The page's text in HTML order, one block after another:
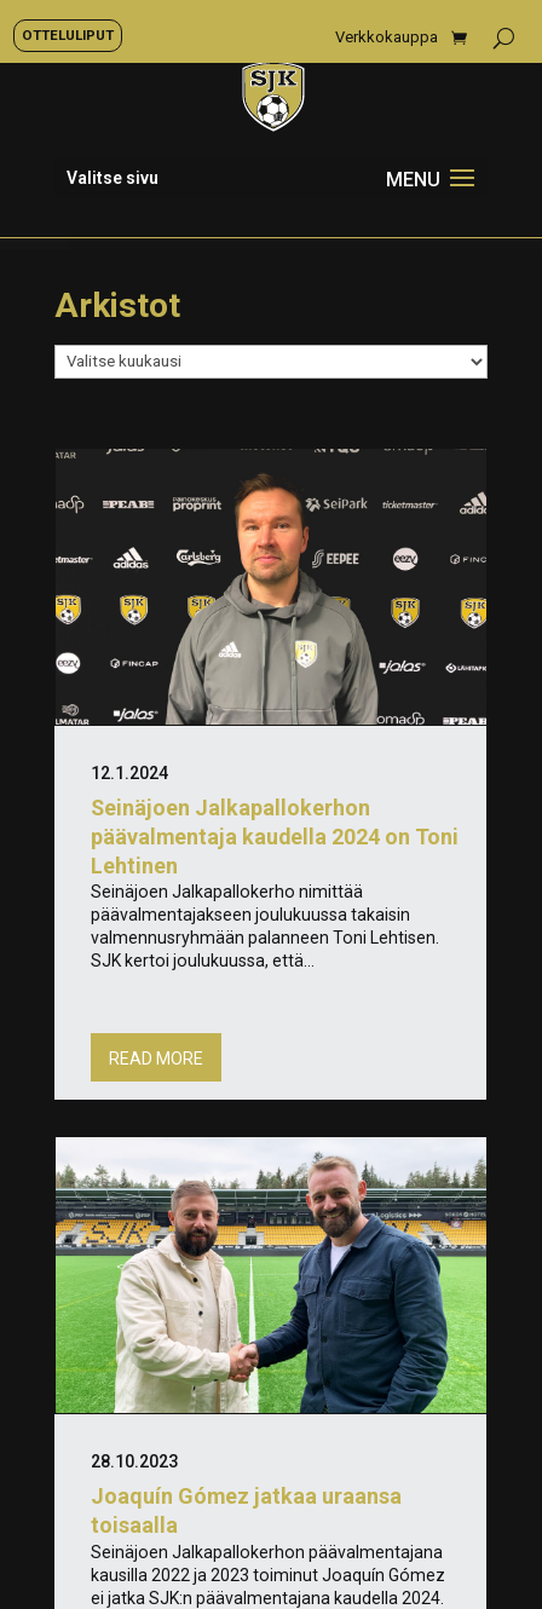
OTTELULIPUT Verkkokauppa
Valitse sivu
Arkistot
Arkistot
Seinäjoen Jalkapallokerhon
päävalmentaja kaudella 2024 on Toni
Lehtinen
12.1.2024
Seinäjoen Jalkapallokerho nimittää
päävalmentajakseen joulukuussa takaisin
valmennusryhmään palanneen Toni Lehtisen.
SJK kertoi joulukuussa, että...
READ MORE
Joaquín Gómez jatkaa uraansa
toisaalla
28.10.2023
Seinäjoen Jalkapallokerhon päävalmentajana
kausilla 2022 ja 2023 toiminut Joaquín Gómez
ei jatka SJK:n päävalmentajana kaudella 2024.